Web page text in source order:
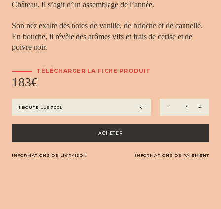
Château. Il s’agit d’un assemblage de l’année.
Son nez exalte des notes de vanille, de brioche et de cannelle.
En bouche, il révèle des arômes vifs et frais de cerise et de
poivre noir.
TÉLÉCHARGER LA FICHE PRODUIT
183€
+
Haut
-
Château
-
ACHETER
INFORMATIONS DE LIVRAISON INFORMATIONS DE PAIEMENT